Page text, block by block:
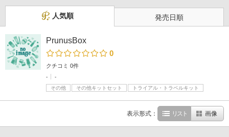
人気順 発売日順
PrunusBox
0
クチコミ 0件
-
-
その他
その他キットセット トライアル・トラベルキット
表示形式： リスト 画像